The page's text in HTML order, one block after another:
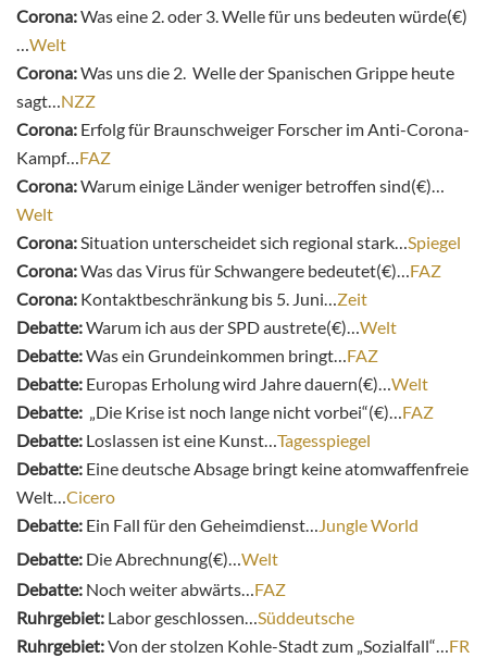
Corona:Was eine 2. oder 3. Welle für uns bedeuten würde(€)
…Welt
Corona:Was uns die 2. Welle der Spanischen Grippe heute
sagt…NZZ
Corona: Erfolg für Braunschweiger Forscher im Anti-Corona-
Kampf…FAZ
Corona:Warum einige Länder weniger betroffen sind(€)…
Welt
Corona:Situation unterscheidet sich regional stark…Spiegel
Corona:Was das Virus für Schwangere bedeutet(€)…FAZ
Corona: Kontaktbeschränkung bis 5. Juni…Zeit
Debatte:Warum ich aus der SPD austrete(€)…Welt
Debatte:Was ein Grundeinkommen bringt…FAZ
Debatte: Europas Erholung wird Jahre dauern(€)…Welt
Debatte: „Die Krise ist noch lange nicht vorbei“(€)…FAZ
Debatte: Loslassen ist eine Kunst…Tagesspiegel
Debatte: Eine deutsche Absage bringt keine atomwaffenfreie
Welt…Cicero
Debatte: Ein Fall für den Geheimdienst…Jungle World
Debatte: Die Abrechnung(€)…Welt
Debatte: Noch weiter abwärts…FAZ
Ruhrgebiet: Labor geschlossen…Süddeutsche
Ruhrgebiet:Von der stolzen Kohle-Stadt zum „Sozialfall“…FR